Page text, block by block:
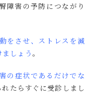
障害の予防につながり
をさせ、ストレスを減
ましょう。
の症状であるだけでな
たらすぐに受診しまし